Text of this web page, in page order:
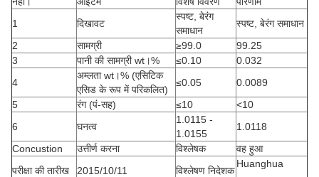
1
दिखावट
स्पष्ट, बेरंग
समाधान
स्पष्ट, बेरंग समाधान
2
सामग्री ≥99.0
99.25
3
पानी की सामग्री wt।% ≤0.10
0.032
4
अम्लता wt।% (एसिटिक
एसिड के रूप में परिकलित)
≤0.05
0.0089
5
रंग (पं-सह) ≤10
<10
6
घनत्व
1.0115 -
1.0155
1.0118
Concustion
उत्तीर्ण करना विश्लेषक
वह हुआ
परीक्षा की तारीख
2015/10/11 विश्लेषण निदेशक
Huanghua